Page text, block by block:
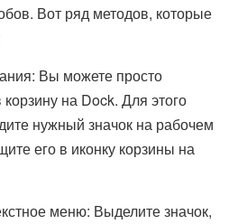
Вот ряд методов, которые
Вы можете просто
на Dock. Для этого
нужный значок на рабочем
его в иконку корзины на
меню: Выделите значок,